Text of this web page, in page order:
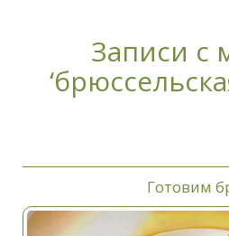
Записи с
Готовим